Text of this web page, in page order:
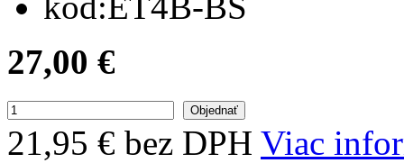
27,00 €
21,95 € bez DPH Viac